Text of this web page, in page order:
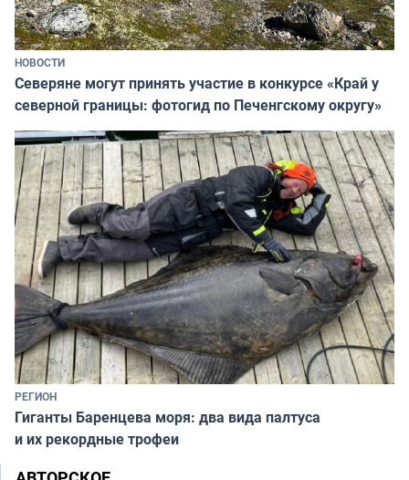
НОВОСТИ
Северяне могут принять участие в конкурсе «Край у
северной границы: фотогид по Печенгскому округу»
РЕГИОН
Гиганты Баренцева моря: два вида палтуса
и их рекордные трофеи